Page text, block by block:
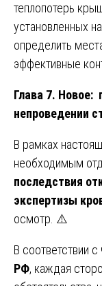
теплопотерь
установленных
определить
эффективные
Глава 7. Новое:
непроведении
В рамках
необходимым
последствия
экспертизы
осмотр. ⚠️
В соответствии с
РФ, каждая